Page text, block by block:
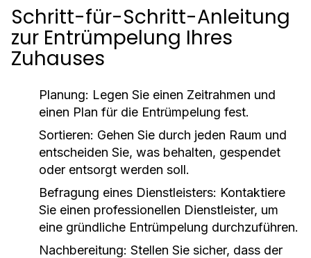
Schritt-für-Schritt-Anleitung
zur Entrümpelung Ihres
Zuhauses
Planung: Legen Sie einen Zeitrahmen und
einen Plan für die Entrümpelung fest.
Sortieren: Gehen Sie durch jeden Raum und
entscheiden Sie, was behalten, gespendet
oder entsorgt werden soll.
Befragung eines Dienstleisters: Kontaktiere
Sie einen professionellen Dienstleister, um
eine gründliche Entrümpelung durchzuführen.
Nachbereitung: Stellen Sie sicher, dass der